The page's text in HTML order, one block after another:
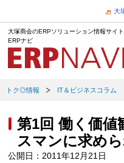
大
大塚商会のERPソリューション情報サイト
ERPナビ
トク◎情報 IT＆ビジネスコラム
第1回 働く価値
スマンに求め
公開日：2011年12月21日